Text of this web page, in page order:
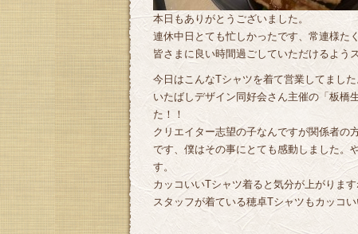
本日もありがとうございました。
連休中日とても忙しかったです、常連様た
皆さまに良い時間過ごしていただけるよう
今日はこんなTシャツを着て営業してました
いたばしデザイン同好会さん主催の「板橋
た！！
クリエイター志望の子なんですが関係者の
です、僕はその事にとても感動しました。
す。
カッコいいTシャツ着ると気分が上がりま
スタッフが着ている穂卓Tシャツもカッコい